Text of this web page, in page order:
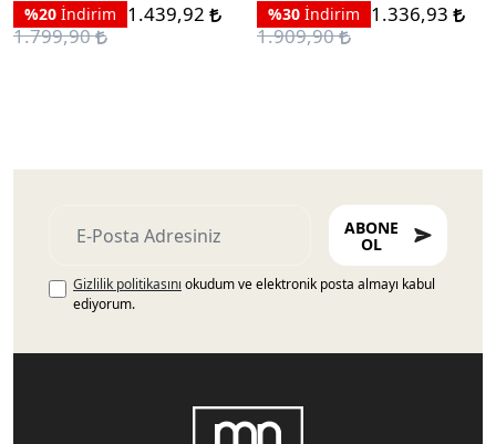
%20 İndirim
1.439,92
1.799,90
%30 İndirim
1.336,93
1.909,90
ABONE
OL
Gizlilik politikasını okudum ve elektronik posta almayı kabul
ediyorum.